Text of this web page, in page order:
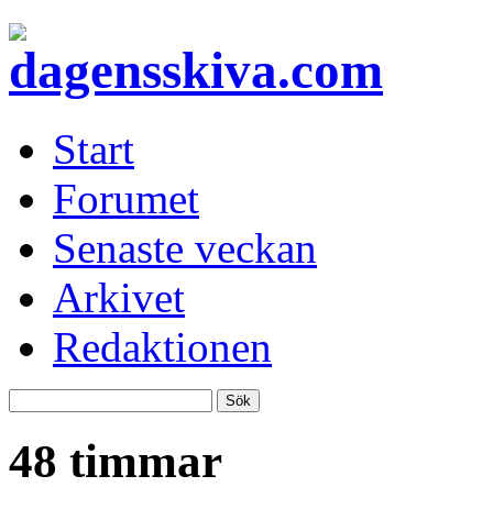
Start
Forumet
Senaste veckan
Arkivet
Redaktionen
48 timmar